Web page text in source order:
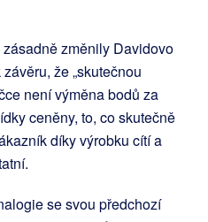
zásadně změnily Davidovo
že „skutečnou
není výměna bodů za
ceněny, to, co skutečně
díky výrobku cítí a
se svou předchozí